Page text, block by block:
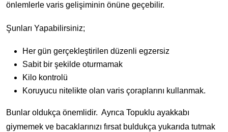
önlemlerle varis gelişiminin önüne geçebilir.
Şunları Yapabilirsiniz;
Her gün gerçekleştirilen düzenli egzersiz
Sabit bir şekilde oturmamak
Kilo kontrolü
Koruyucu nitelikte olan varis çoraplarını kullanmak.
Bunlar oldukça önemlidir. Ayrıca Topuklu ayakkabı
giymemek ve bacaklarınızı fırsat buldukça yukarıda tutmak